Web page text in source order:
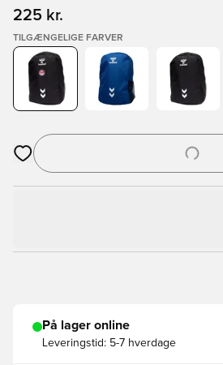
225 kr.
TILGÆNGELIGE FARVER
Åbner en Modal til at logge ind eller
På lager online
Leveringstid: 5-7 hverdage